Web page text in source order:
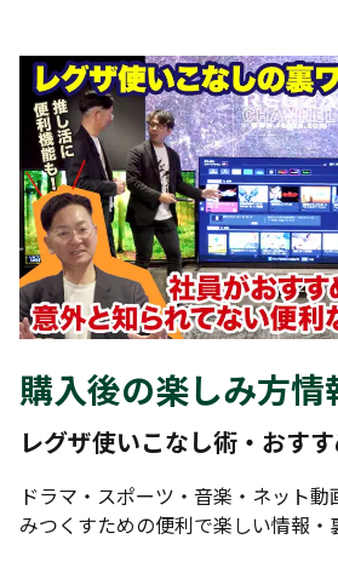
購入後の楽しみ方情
レグザ使いこなし術・おす
ドラマ・スポーツ・音楽・ネット
みつくすための便利で楽しい情報・